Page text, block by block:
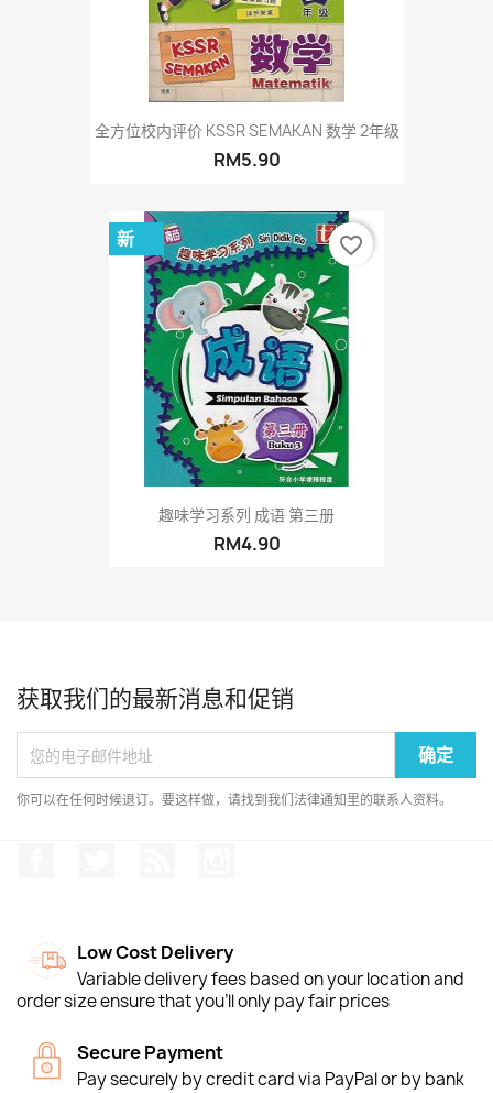
全方位校内评价 KSSR SEMAKAN 数学 2年级
RM5.90
趣味学习系列 成语 第三册
RM4.90
新 favorite_border
获取我们的最新消息和促销
你可以在任何时候退订。要这样做，请找到我们法律通知里的联系人资料。
Low Cost Delivery
Variable delivery fees based on your location and
order size ensure that you'll only pay fair prices
Secure Payment
Pay securely by credit card via PayPal or by bank